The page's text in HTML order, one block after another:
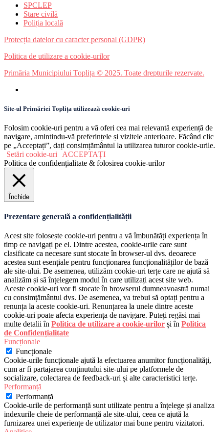
SPCLEP
Stare civilă
Poliția locală
Protecția datelor cu caracter personal (GDPR)
Politica de utilizare a cookie-urilor
Primăria Municipiului Toplița © 2025. Toate drepturile rezervate.
Site-ul Primăriei Toplița utilizează cookie-uri
Folosim cookie-uri pentru a vă oferi cea mai relevantă experiență de
navigare, amintindu-vă preferințele și vizitele anterioare. Făcând clic
pe „Acceptați”, dați consimțământul la utilizarea tuturor cookie-urile.
Setări cookie-uri
ACCEPTAȚI
Politica de confidențialitate & folosirea cookie-urilor
Închide
Prezentare generală a confidențialității
Acest site folosește cookie-uri pentru a vă îmbunătăți experiența în
timp ce navigați pe el. Dintre acestea, cookie-urile care sunt
clasificate ca necesare sunt stocate în browser-ul dvs. deoarece
acestea sunt esențiale pentru funcționarea funcționalităților de bază
ale site-ului. De asemenea, utilizăm cookie-uri terțe care ne ajută să
analizăm și să înțelegem modul în care utilizați acest site web.
Aceste cookie-uri vor fi stocate în browserul dumneavoastră numai
cu consimțământul dvs. De asemenea, va trebui să optați pentru a
renunța la aceste cookie-uri. Renunțarea la unele dintre aceste
cookie-uri poate afecta experiența de navigare. Puteți regăsi mai
multe detalii în Politica de utilizare a cookie-urilor și în Politica
de Confidențialitate
Funcționale
Funcționale
Cookie-urile funcționale ajută la efectuarea anumitor funcționalități,
cum ar fi partajarea conținutului site-ului pe platformele de
socializare, colectarea de feedback-uri și alte caracteristici terțe.
Performanță
Performanță
Cookie-urile de performanță sunt utilizate pentru a înțelege și analiza
indexurile cheie de performanță ale site-ului, ceea ce ajută la
furnizarea unei experiențe de utilizator mai bune pentru vizitatori.